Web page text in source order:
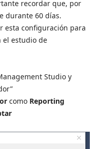
recordar que, por
durante 60 días.
esta configuración para
el estudio de
Studio y
como Reporting